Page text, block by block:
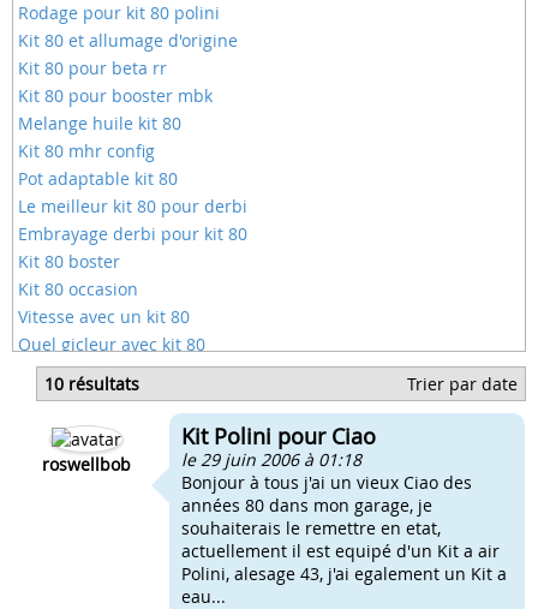
Rodage pour kit 80 polini
Kit 80 et allumage d'origine
Kit 80 pour beta rr
Kit 80 pour booster mbk
Melange huile kit 80
Kit 80 mhr config
Pot adaptable kit 80
Le meilleur kit 80 pour derbi
Embrayage derbi pour kit 80
Kit 80 boster
Kit 80 occasion
Vitesse avec un kit 80
Quel gicleur avec kit 80
Kit 80 airsal carbu 19
Kit 80 avec pot conti
Kit 80 avec pot d'origine
Kit 80 drd racing derbi
10 résultats Trier par date
roswellbob
Kit Polini pour Ciao
le 29 juin 2006 à 01:18
Bonjour à tous j'ai un vieux Ciao des
années 80 dans mon garage, je
souhaiterais le remettre en etat,
actuellement il est equipé d'un Kit a air
Polini, alesage 43, j'ai egalement un Kit a
eau...